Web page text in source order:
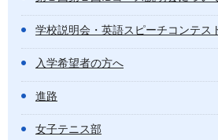
学校説明会・英語スピーチコンテス
入学希望者の方へ
進路
女子テニス部